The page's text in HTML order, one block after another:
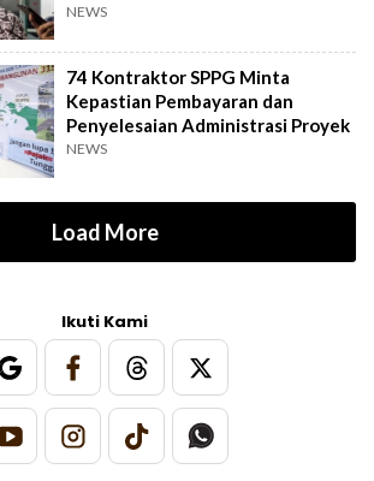
NEWS
74 Kontraktor SPPG Minta
Kepastian Pembayaran dan
Penyelesaian Administrasi Proyek
NEWS
Load More
Ikuti Kami